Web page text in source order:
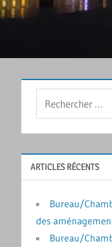
ARTICLES RÉCENTS
Bureau/
des
Bureau/